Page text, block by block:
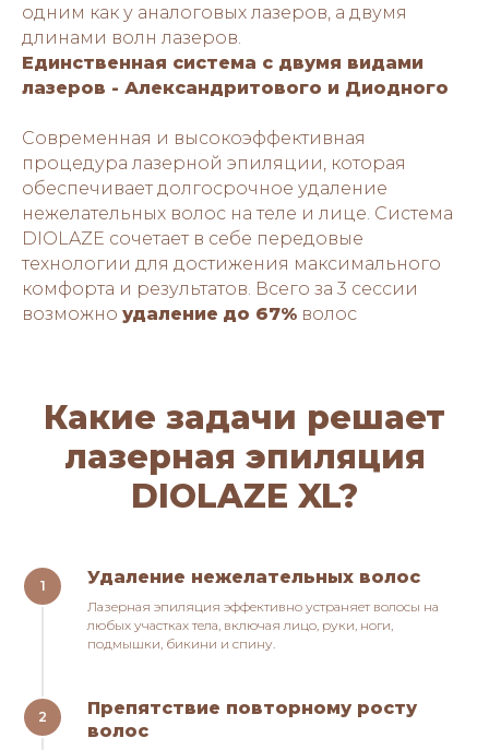
одним как у аналоговых лазеров, а двумя
длинами волн лазеров.
Единственная система с двумя видами
лазеров - Александритового и Диодного
Современная и высокоэффективная
процедура лазерной эпиляции, которая
обеспечивает долгосрочное удаление
нежелательных волос на теле и лице. Система
DIOLAZE сочетает в себе передовые
технологии для достижения максимального
комфорта и результатов. Всего за 3 сессии
возможно удаление до 67% волос
Какие задачи решает
лазерная эпиляция
DIOLAZE XL?
Удаление нежелательных волос
Лазерная эпиляция эффективно устраняет волосы на
любых участках тела, включая лицо, руки, ноги,
подмышки, бикини и спину.
Препятствие повторному росту
волос